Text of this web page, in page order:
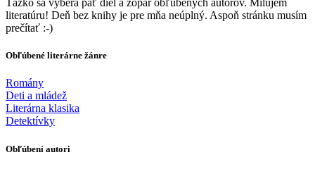
Ťažko sa vyberá päť diel a zopár obľúbených autorov. Milujem
literatúru! Deň bez knihy je pre mňa neúplný. Aspoň stránku musím
prečítať :-)
Obľúbené literárne žánre
Romány
Deti a mládež
Literárna klasika
Detektívky
Obľúbení autori